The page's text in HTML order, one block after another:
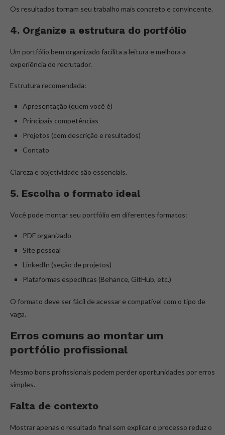
Os resultados tornam seu trabalho mais concreto e convincente.
4. Organize a estrutura do portfólio
Um portfólio bem organizado facilita a leitura e melhora a
experiência do recrutador.
Estrutura recomendada:
Apresentação (quem você é)
Principais competências
Projetos (com descrição e resultados)
Contato
Clareza e objetividade são essenciais.
5. Escolha o formato ideal
Você pode montar seu portfólio em diferentes formatos:
PDF organizado
Site pessoal
LinkedIn (seção de projetos)
Plataformas específicas (Behance, GitHub, etc.)
O formato deve ser fácil de acessar e compatível com o tipo de
vaga.
Erros comuns ao montar um
portfólio profissional
Mesmo bons profissionais podem perder oportunidades por erros
simples.
Falta de contexto
Mostrar apenas o resultado final sem explicar o processo reduz o